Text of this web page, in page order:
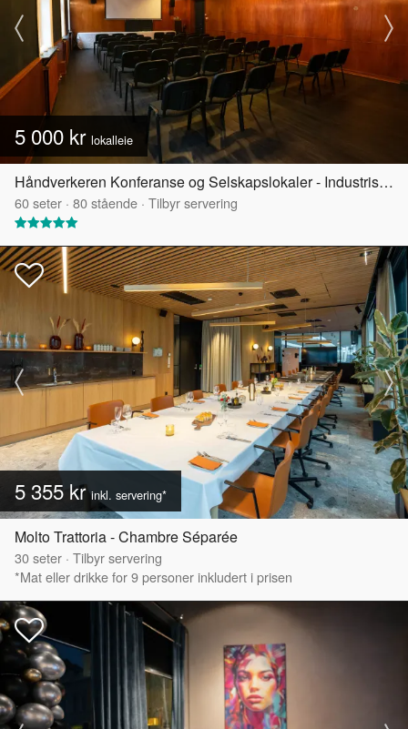
5 000 kr lokalleie
Håndverkeren Konferanse og Selskapslokaler - Industrisalen
60seter · 80stående · Tilbyr servering
5 355 krinkl. servering*
Molto Trattoria - Chambre Séparée
30seter · Tilbyr servering
*Mat eller drikke for 9 personer inkludert i prisen